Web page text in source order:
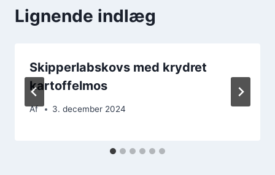
Lignende indlæg
Skipperlabskovs med krydret
kartoffelmos
Af 3. december 2024